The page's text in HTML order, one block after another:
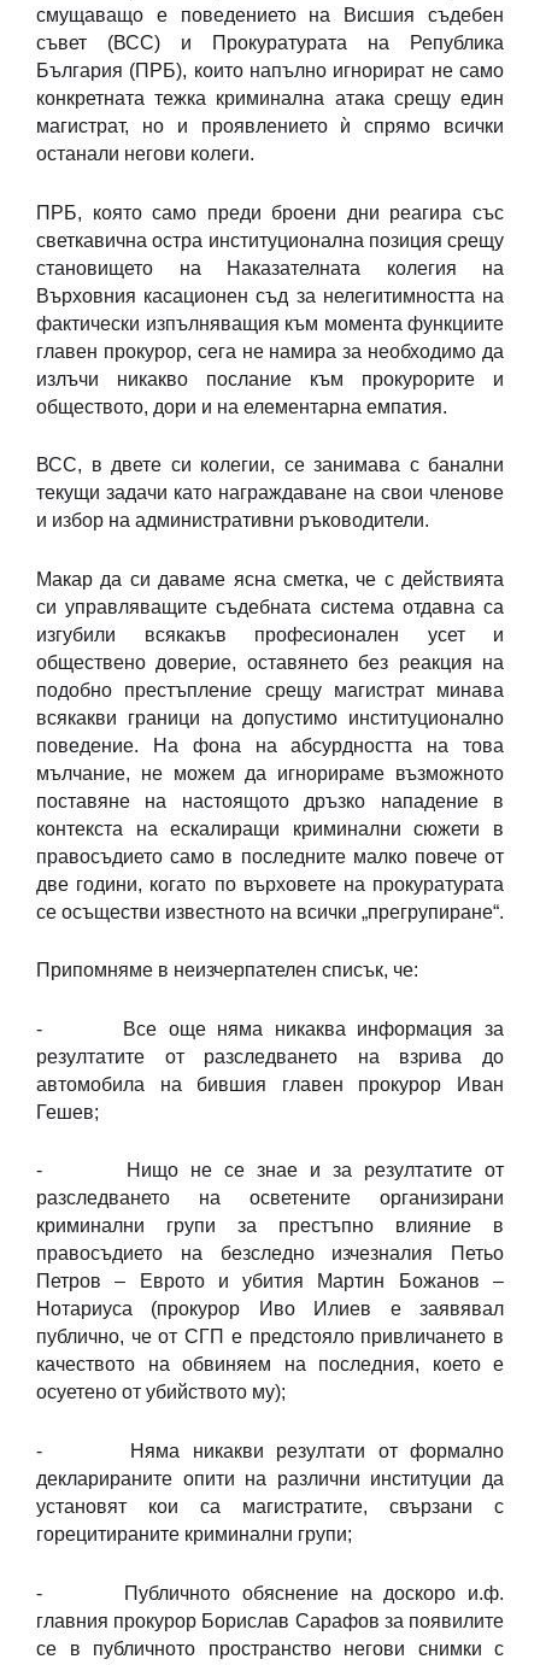
смущаващо е поведението на Висшия съдебен
съвет (ВСС) и Прокуратурата на Република
България (ПРБ), които напълно игнорират не само
конкретната тежка криминална атака срещу един
магистрат, но и проявлението ѝ спрямо всички
останали негови колеги.
ПРБ, която само преди броени дни реагира със
светкавична остра институционална позиция срещу
становището на Наказателната колегия на
Върховния касационен съд за нелегитимността на
фактически изпълняващия към момента функциите
главен прокурор, сега не намира за необходимо да
излъчи никакво послание към прокурорите и
обществото, дори и на елементарна емпатия.
ВСС, в двете си колегии, се занимава с банални
текущи задачи като награждаване на свои членове
и избор на административни ръководители.
Макар да си даваме ясна сметка, че с действията
си управляващите съдебната система отдавна са
изгубили всякакъв професионален усет и
обществено доверие, оставянето без реакция на
подобно престъпление срещу магистрат минава
всякакви граници на допустимо институционално
поведение. На фона на абсурдността на това
мълчание, не можем да игнорираме възможното
поставяне на настоящото дръзко нападение в
контекста на ескалиращи криминални сюжети в
правосъдието само в последните малко повече от
две години, когато по върховете на прокуратурата
се осъществи известното на всички „прегрупиране“.
Припомняме в неизчерпателен списък, че:
- Все още няма никаква информация за
резултатите от разследването на взрива до
автомобила на бившия главен прокурор Иван
Гешев;
- Нищо не се знае и за резултатите от
разследването на осветените организирани
криминални групи за престъпно влияние в
правосъдието на безследно изчезналия Петьо
Петров – Еврото и убития Мартин Божанов –
Нотариуса (прокурор Иво Илиев е заявявал
публично, че от СГП е предстояло привличането в
качеството на обвиняем на последния, което е
осуетено от убийството му);
- Няма никакви резултати от формално
декларираните опити на различни институции да
установят кои са магистратите, свързани с
горецитираните криминални групи;
- Публичното обяснение на доскоро и.ф.
главния прокурор Борислав Сарафов за появилите
се в публичното пространство негови снимки с